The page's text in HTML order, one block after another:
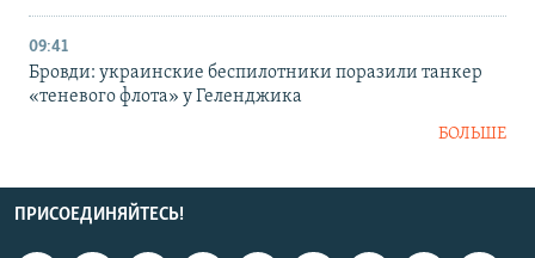
09:41
Бровди: украинские беспилотники поразили танкер
«теневого флота» у Геленджика
БОЛЬШЕ
ПРИСОЕДИНЯЙТЕСЬ!